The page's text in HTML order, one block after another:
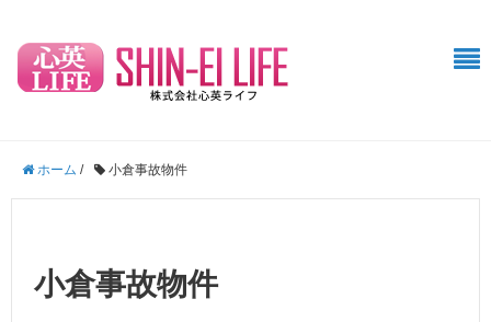
ホーム / 小倉事故物件
小倉事故物件